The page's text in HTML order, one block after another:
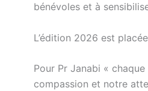
bénévoles et à
L’édition 2026 est
Pour Pr Janabi «
compassion et notre